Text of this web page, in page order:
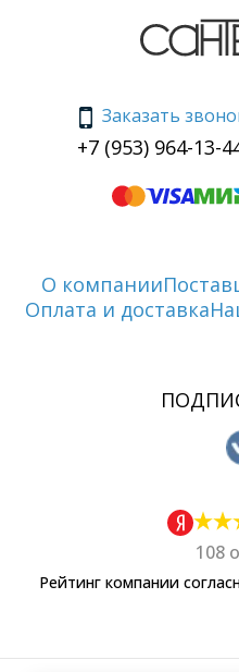
Заказать
+7 (953) 964-13-
О компании
Оплата и доставка
108
Рейтинг компании